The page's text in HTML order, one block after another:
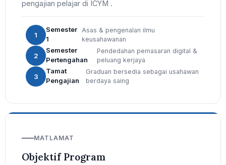
pengajian pelajar di ICYM .
1
Semester
1
Asas & pengenalan ilmu
keusahawanan
2
Semester
Pertengahan
Pendedahan pemasaran digital &
peluang kerjaya
3
Tamat
Pengajian
Graduan bersedia sebagai usahawan
berdaya saing
MATLAMAT
Objektif Program